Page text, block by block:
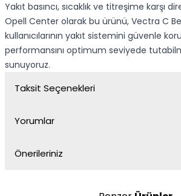
Yakıt basıncı, sıcaklık ve titreşime karşı
Opell Center olarak bu ürünü, Vectra C
kullanıcılarının yakıt sistemini güvenle
performansını optimum seviyede
sunuyoruz.
Taksit Seçenekleri
Yorumlar
Önerileriniz